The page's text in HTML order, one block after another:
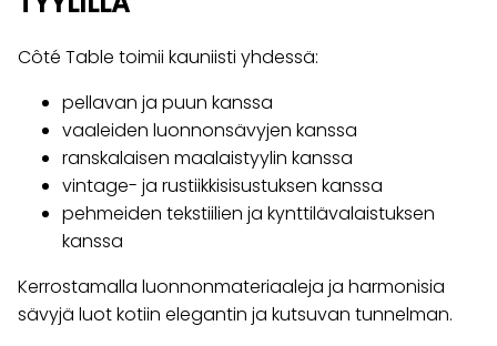
Côté Table toimii kauniisti yhdessä:
pellavan ja puun kanssa
vaaleiden luonnonsävyjen kanssa
ranskalaisen maalaistyylin kanssa
vintage- ja rustiikkisisustuksen kanssa
pehmeiden tekstiilien ja kynttilävalaistuksen
kanssa
Kerrostamalla luonnonmateriaaleja ja harmonisia
sävyjä luot kotiin elegantin ja kutsuvan tunnelman.